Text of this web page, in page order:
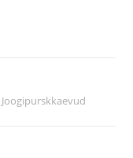
Joogipurskkaevud